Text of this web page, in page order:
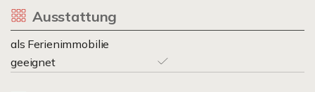
Ausstattung
als Ferienimmobilie
geeignet